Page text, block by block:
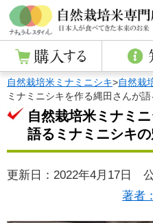
自然栽培米ミナミニシキ>自然栽
ミナミニシキを作る縄田さんが
自然栽培米ミナミ
語るミナミニシキの
更新日：2022年4月17日
著者